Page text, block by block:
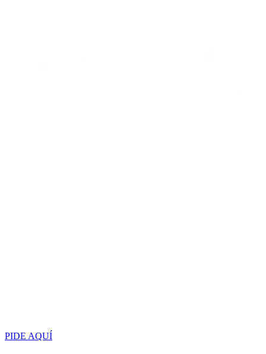
PIDE AQUÍ